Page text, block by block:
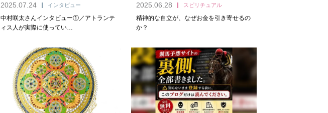
2025.07.24 インタビュー
中村咲太さんインタビュー①／アトランテ
ィス人が実際に使ってい…
2025.06.28 スピリチュアル
精神的な自立が、なぜお金を引き寄せるの
か？